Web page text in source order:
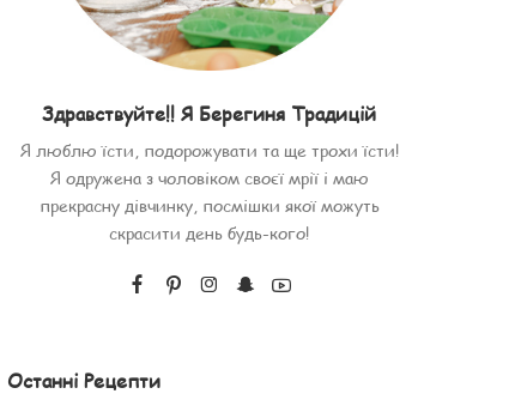
Здравствуйте!! Я Берегиня Традицій
Я люблю їсти, подорожувати та ще трохи їсти!
Я одружена з чоловіком своєї мрії і маю
прекрасну дівчинку, посмішки якої можуть
скрасити день будь-кого!
Останні Рецепти